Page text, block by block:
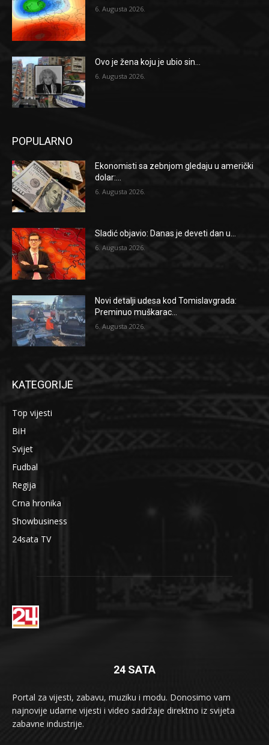
6. Augusta 2026.
Ovo je žena koju je ubio sin...
6. Augusta 2026.
POPULARNO
Ekonomisti sa zebnjom gledaju u američki
dolar:...
6. Augusta 2026.
Sladić objavio: Danas je deveti dan u...
6. Augusta 2026.
Novi detalji udesa kod Tomislavgrada:
Preminuo muškarac...
6. Augusta 2026.
KATEGORIJE
Top vijesti
BiH
Svijet
Fudbal
Regija
Crna hronika
Showbusiness
24sata TV
24 SATA
Portal za vijesti, zabavu, muziku i modu. Donosimo vam
najnovije udarne vijesti i video sadržaje direktno iz svijeta
zabavne industrije.